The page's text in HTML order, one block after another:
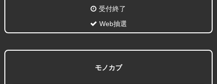
受付終了
Web抽選
モノカブ